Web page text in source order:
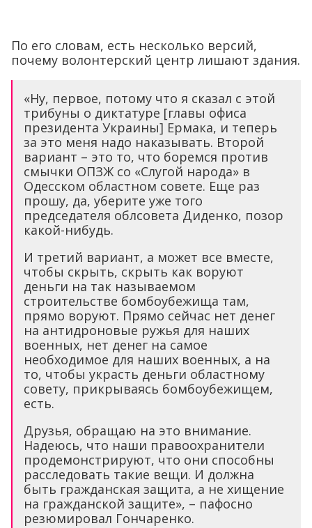
По его словам, есть несколько версий,
почему волонтерский центр лишают здания.
«Ну, первое, потому что я сказал с этой
трибуны о диктатуре [главы офиса
президента Украины] Ермака, и теперь
за это меня надо наказывать. Второй
вариант – это то, что боремся против
смычки ОПЗЖ со «Слугой народа» в
Одесском областном совете. Еще раз
прошу, да, уберите уже того
председателя облсовета Диденко, позор
какой-нибудь.
И третий вариант, а может все вместе,
чтобы скрыть, скрыть как воруют
деньги на так называемом
строительстве бомбоубежища там,
прямо воруют. Прямо сейчас нет денег
на антидроновые ружья для наших
военных, нет денег на самое
необходимое для наших военных, а на
то, чтобы украсть деньги областному
совету, прикрываясь бомбоубежищем,
есть.
Друзья, обращаю на это внимание.
Надеюсь, что наши правоохранители
продемонстрируют, что они способны
расследовать такие вещи. И должна
быть гражданская защита, а не хищение
на гражданской защите», – пафосно
резюмировал Гончаренко.